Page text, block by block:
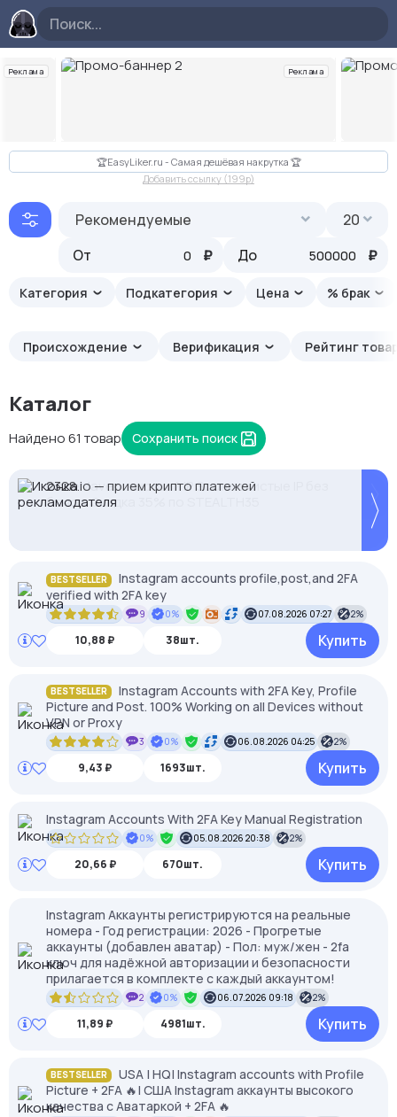
Реклама Реклама
Слайд 2 из 10
🏆EasyLiker.ru - Самая дешёвая накрутка 🏆
Добавить ссылку (199p)
Рекомендуемые
От
₽ До ₽
20
Категория Подкатегория Цена % брак
Происхождение Верификация Рейтинг
Каталог
Найдено 61 товар Сохранить поиск
2328.io — прием крипто платежей
Proxys.io - лучшие прокси 💚 Подберём под ваши
задачи 🚀 Промокод Store - 20% на всё!
NodeMaven: высокий IP Score и чистые IP без
банов. Скидка 35% по STEALTH35
BESTSELLER
Instagram accounts profile,post,and 2FA
verified with 2FA key
9 0% 07.08.2026 07:27 2%
10,88 ₽ 38шт. Купить
BESTSELLER
Instagram Accounts with 2FA Key, Profile
Picture and Post. 100% Working on all Devices without
VPN or Proxy
3 0% 06.08.2026 04:25 2%
9,43 ₽ 1693шт. Купить
Instagram Accounts With 2FA Key Manual Registration
0% 05.08.2026 20:38 2%
20,66 ₽ 670шт. Купить
Instagram Аккаунты регистрируются на реальные
номера - Год регистрации: 2026 - Прогретые
аккаунты (добавлен аватар) - Пол: муж/жен - 2fa
ключ для надёжной авторизации и безопасности
прилагается в комплекте с каждый аккаунтом!
2 0% 06.07.2026 09:18 2%
11,89 ₽ 4981шт. Купить
BESTSELLER
USA | HQ| Instagram accounts with Profile
Picture + 2FA 🔥| США Instagram аккаунты высокого
качества с Аватаркой + 2FA 🔥